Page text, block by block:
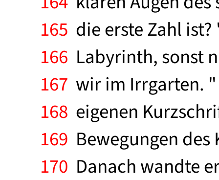
165 die erste Zahl
166 Labyrinth, sonst
167 wir im Irrgarten.
168 eigenen
169 Bewegungen
170 Danach wandte